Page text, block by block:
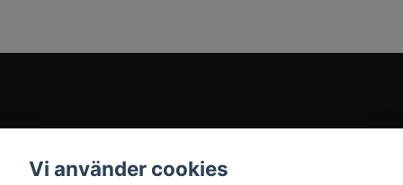
Vi använder cookies